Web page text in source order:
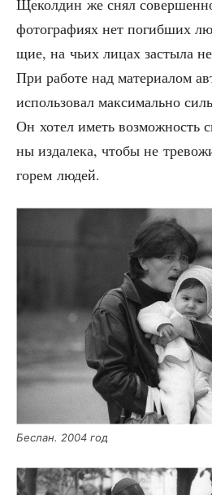
Щекол­дин же снял
фото­гра­фи­ях нет погиб­ших
щие, на чьих лицах засты­ла
При рабо­те над мате­ри­а­лом
исполь­зо­вал мак­си­маль­но
Он хотел иметь воз­мож­ность
ны изда­ле­ка, что­бы не
горем людей.
Беслан. 2004 год